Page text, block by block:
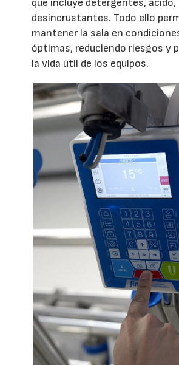
que incluye detergentes,
desincrustantes. Todo ello
mantener la sala en
óptimas, reduciendo riesgos y
la vida útil de los equipos.